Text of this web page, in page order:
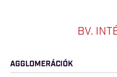
BV.
AGGLOMERÁCIÓK